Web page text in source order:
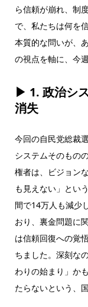
ら信頼が崩れ、制
で、私たちは何を
本質的な問いが、
の視点を軸に、今
▶ 1. 政治シ
消失
今回の自民党総裁
システムそのもの
権者は、ビジョン
も見えない」とい
間で14万人も減少
おり、裏金問題に
は信頼回復への覚
ちました。深刻な
わりの始まり」か
たらないという、